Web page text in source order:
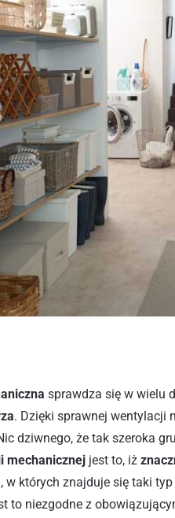
sprawdza się w wielu
. Dzięki sprawnej wentylacji
dziwnego, że tak szeroka
mechanicznej jest to, iż
w których znajduje się taki
to niezgodne z